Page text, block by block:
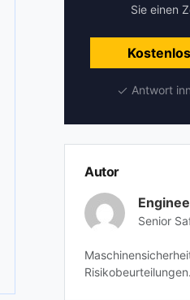
Sie einen
Antwort
Autor
Senior
Risikobeurteilungen.